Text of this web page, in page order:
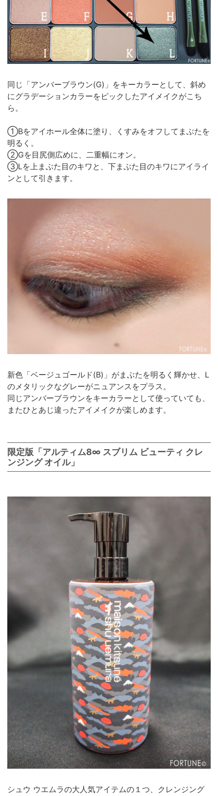
同じ「アンバーブラウン(G)」をキーカラーとして、斜め
にグラデーションカラーをピックしたアイメイクがこち
ら。
①Bをアイホール全体に塗り、くすみをオフしてまぶたを
明るく。
②Gを目尻側広めに、二重幅にオン。
③Lを上まぶた目のキワと、下まぶた目のキワにアイライ
ンとして引きます。
新色「ベージュゴールド(B)」がまぶたを明るく輝かせ、L
のメタリックなグレーがニュアンスをプラス。
同じアンバーブラウンをキーカラーとして使っていても、
またひとあじ違ったアイメイクが楽しめます。
限定版「アルティム8∞ スブリム ビューティ クレ
ンジング オイル」
シュウ ウエムラの大人気アイテムの１つ、クレンジング